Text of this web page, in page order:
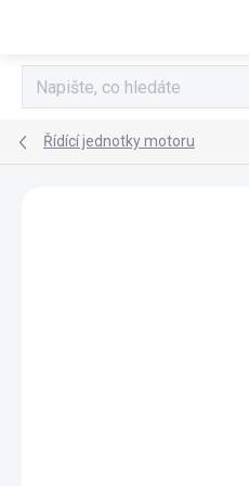
Řídící jednotky motoru